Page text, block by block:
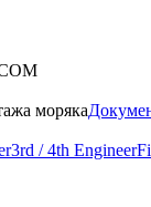
моряка
3rd / 4th Engineer